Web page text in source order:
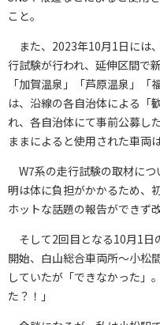
こと。
また、2023年10月1日には
行試験が行われ、延伸区間で
「加賀温泉」「芦原温泉」
は、沿線の各自治体による「
れ、各自治体にて事前公募し
ままによると使用された車両
W7系の走行試験の取材に
明は体に負担がかかるため、
ホットな話題の報告ができず
そして2回目となる10月1日
開始、白山総合車両所～小松
していたが「できなかった」
た？！」